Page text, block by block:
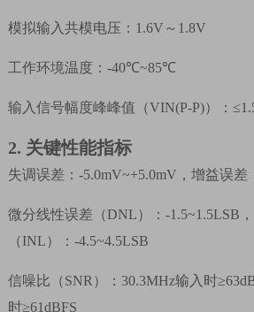
模拟输入共模电压： 1.6V ～ 1.8V
工作环境温度： -40℃~85℃
输入信号幅度峰峰值（VIN(P-P)）：
2. 关键性能指标
失调误差： -5.0mV~+5.0mV ，增益误差
微分线性误差（DNL）： -1.5~1.5LSB
（INL）： -4.5~4.5LSB
信噪比（SNR ）： 30.3MHz输入时
时≥61dBFS